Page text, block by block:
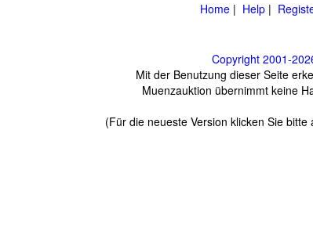
Home | Help |
Copyright 2001-
Mit der Benutzung dieser Seite
Muenzauktion übernimmt keine
(Für die neueste Version klicken Sie